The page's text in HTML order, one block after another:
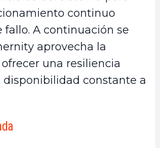
continuo
fallo. A continuación se
aprovecha la
una resiliencia
constante a